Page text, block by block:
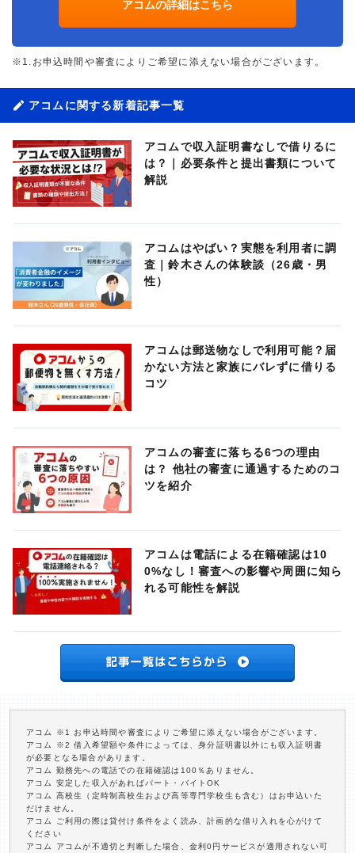
アコムの詳細はこちら
※1.お申込時間や審査によりご希望に添えない場合がございます。
アコムに関する新着記事一覧
アコムで収入証明書なしで借りるに
は？｜必要条件と提出書類について
解説
アコムはやばい？実態を利用者に調
査｜鈴木さんの体験談（26歳・男
性）
アコムは郵送物なしで利用可能？届
かない方法と家族にバレずに借りる
コツ
アコムの審査に落ちる6つの理由
は？ 他社の審査に通過するためのコ
ツを紹介
アコムは電話による在籍確認は10
0%なし！審査への影響や周囲に知ら
れる可能性を解説
アコム ※1 お申込時間や審査によりご希望に添えない場合がございます。
アコム ※2 借入希望額や条件によっては、身分証明書以外にも収入証明書
が必要となる場合があります。
アコム 勤務先への電話での在籍確認は100％ありません。
アコム 安定した収入があればパート・バイトOK
アコム 高校生（定時制高校生および高等専門学校生も含む）はお申込いた
だけません。
アコム ご利用の際は貸付け条件をよく読み、計画的な借り入れを心がけて
ください
アコム アコムが不適切と判断した場合、金利0円サービスが適用されない可